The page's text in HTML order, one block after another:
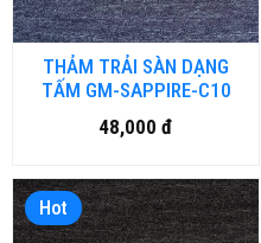
THẢM TRẢI SÀN DẠNG
TẤM GM-SAPPIRE-C10
48,000 đ
Hot